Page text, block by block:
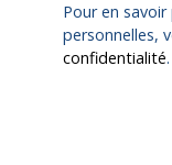
Pour en
personnelles,
confidentialité.